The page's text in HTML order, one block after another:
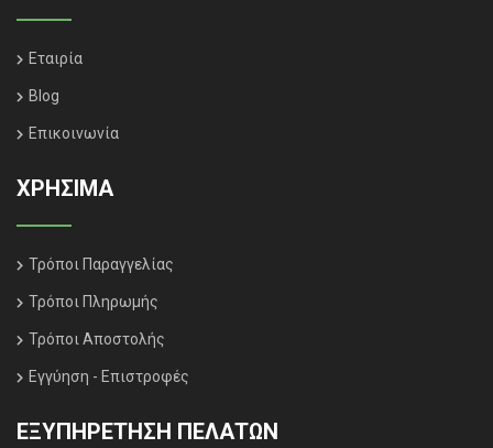
Εταιρία
Blog
Επικοινωνία
ΧΡΗΣΙΜΑ
Τρόποι Παραγγελίας
Τρόποι Πληρωμής
Τρόποι Αποστολής
Εγγύηση - Επιστροφές
ΕΞΥΠΗΡΈΤΗΣΗ ΠΕΛΑΤΏΝ